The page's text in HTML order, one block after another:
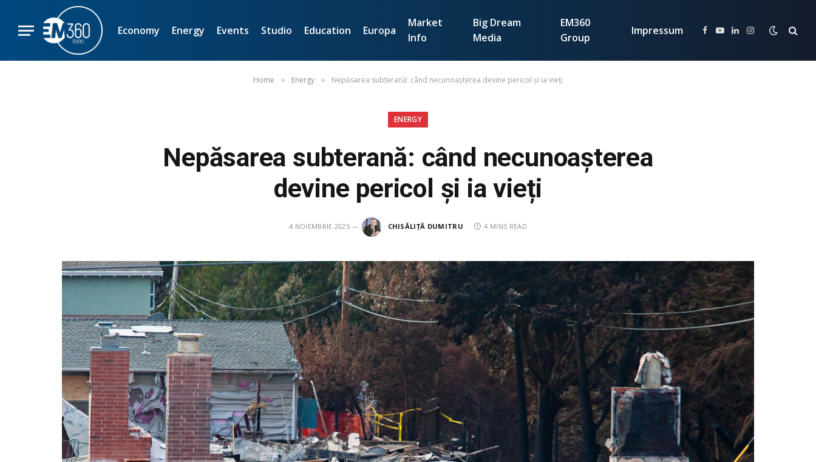
Economy Energy Events Studio Education Europa
Market
Info
Big Dream
Media
EM360
Group
Impressum Facebook
YouTube
LinkedInInstagram
Home » Energy » Nepăsarea subterană: când necunoașterea devine pericol și ia vieți
ENERGY
Nepăsarea subterană: când necunoașterea
devine pericol și ia vieți
4 NOIEMBRIE 2025 CHISĂLIȚĂ DUMITRU 4 MINS READ